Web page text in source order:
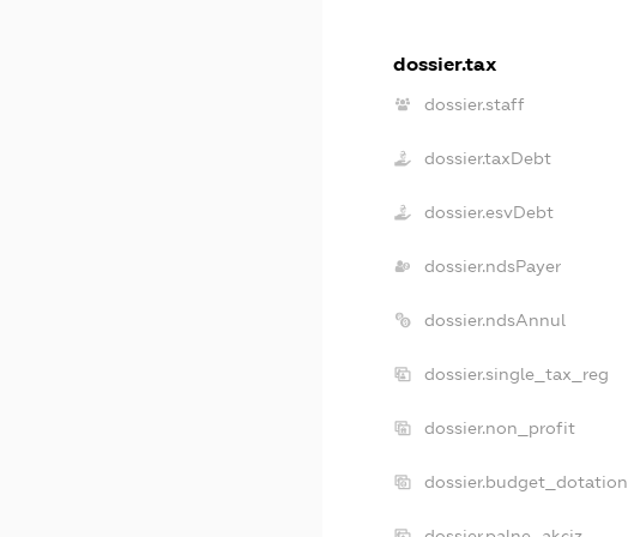
dossier.tax
dossier.staff
dossier.taxDebt
dossier.esvDebt
dossier.ndsPayer
dossier.ndsAnnul
dossier.single_tax_reg
dossier.non_profit
dossier.budget_dotation